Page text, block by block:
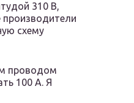
310 В,
производители
схему
проводом
100 А. Я